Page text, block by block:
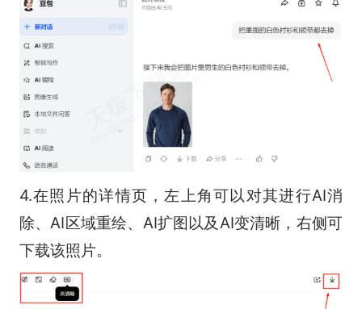
4.在照片的详情页，左上角可以对其进行AI消
除、AI区域重绘、AI扩图以及AI变清晰，右侧可
下载该照片。